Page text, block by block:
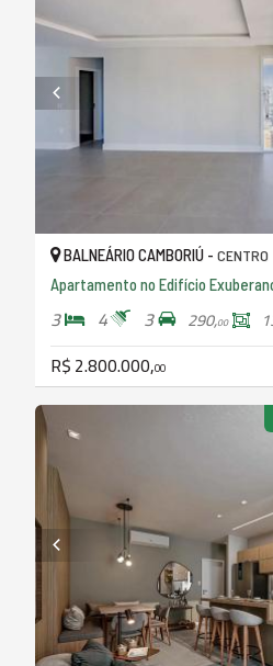
BALNEÁRIO CAMBORIÚ - CENTRO
Apartamento no Edifício
3 4 3 290,00
R$ 2.800.000,00